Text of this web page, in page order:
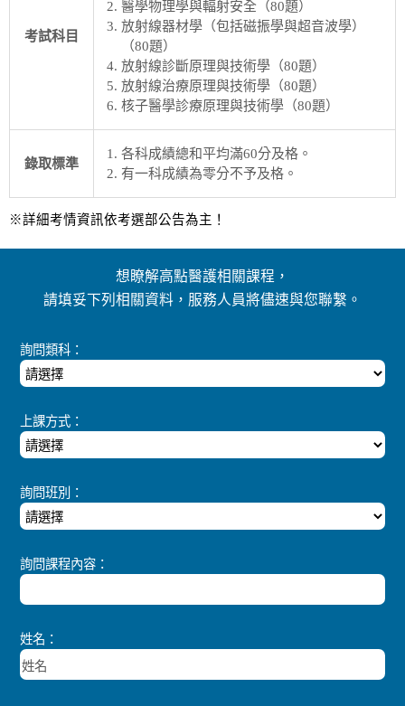
考試科目
醫學物理學與輻射安全（80題）
放射線器材學（包括磁振學與超音波學）
（80題）
放射線診斷原理與技術學（80題）
放射線治療原理與技術學（80題）
核子醫學診療原理與技術學（80題）
錄取標準
各科成績總和平均滿60分及格。
有一科成績為零分不予及格。
※詳細考情資訊依考選部公告為主！
想瞭解高點醫護相關課程，
請填妥下列相關資料，服務人員將儘速與您聯繫。
詢問類科：
上課方式：
詢問班別：
詢問課程內容：
姓名：